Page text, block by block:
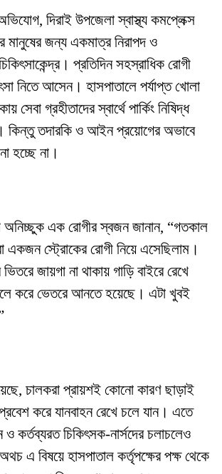
দিরাই উপজেলা স্বাস্থ্য কমপ্লেক্স
মানুষের জন্য একমাত্র নিরাপদ ও
প্রতিদিন সহস্রাধিক রোগী
নিতে আসেন। হাসপাতালে পর্যাপ্ত খোলা
সেবা গ্রহীতাদের স্বার্থে পার্কিং নিষিদ্ধ
কিন্তু তদারকি ও আইন প্রয়োগের অভাবে
হচ্ছে না।
অনিচ্ছুক এক রোগীর স্বজন জানান, “গতকাল
একজন স্ট্রোকের রোগী নিয়ে এসেছিলাম।
জায়গা না থাকায় গাড়ি বাইরে রেখে
করে ভেতরে আনতে হয়েছে। এটা খুবই
চালকরা প্রায়শই কোনো কারণ ছাড়াই
করে যানবাহন রেখে চলে যান। এতে
কর্তব্যরত চিকিৎসক-নার্সদের চলাচলেও
এ বিষয়ে হাসপাতাল কর্তৃপক্ষের পক্ষ থেকে